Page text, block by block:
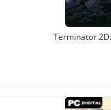
Terminator